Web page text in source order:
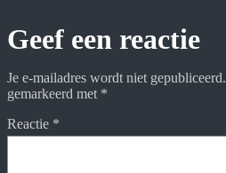
Geef een reactie
Je e-mailadres wordt niet gepubliceerd.
gemarkeerd met *
Reactie *